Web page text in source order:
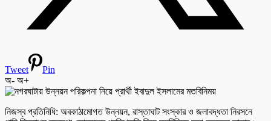
Tweet
Pin
অ- অ+
নিজস্ব প্রতিনিধি: অবকাঠামোগত উন্নয়ন, রাস্তাঘাট সংস্কার ও জলাবদ্ধতা নিরসনে